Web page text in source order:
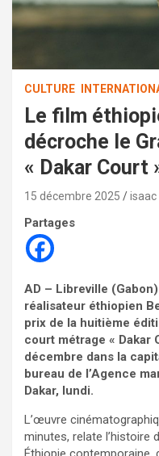
CULTURE
Le film
décroche le
« Dakar Court
15 décembre 2025 isaac
Partages
AD – Libreville
réalisateur éthiopien
prix de la huitième
court métrage « Dakar
décembre dans la
bureau de l’Agence
Dakar, lundi.
L’œuvre
minutes, relate l’histoire